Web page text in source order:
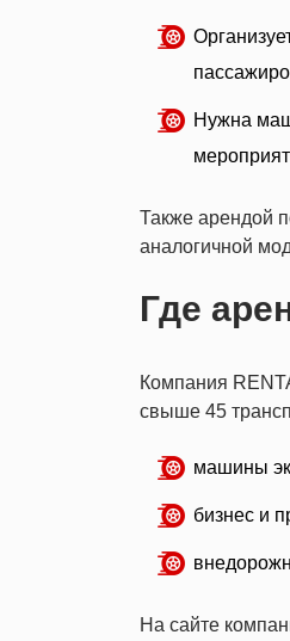
Нужна
Также арендой
аналогичной
Где
Компания
свыше 45
машины
бизнес и
На сайте